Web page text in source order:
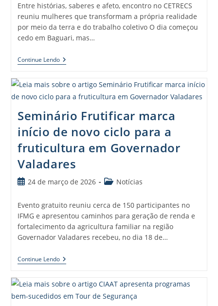
Entre histórias, saberes e afeto, encontro no CETRECS
reuniu mulheres que transformam a própria realidade
por meio da terra e do trabalho coletivo O dia começou
cedo em Baguari, mas…
Continue Lendo
Seminário Frutificar marca
início de novo ciclo para a
fruticultura em Governador
Valadares
24 de março de 2026 Notícias
Evento gratuito reuniu cerca de 150 participantes no
IFMG e apresentou caminhos para geração de renda e
fortalecimento da agricultura familiar na região
Governador Valadares recebeu, no dia 18 de…
Continue Lendo